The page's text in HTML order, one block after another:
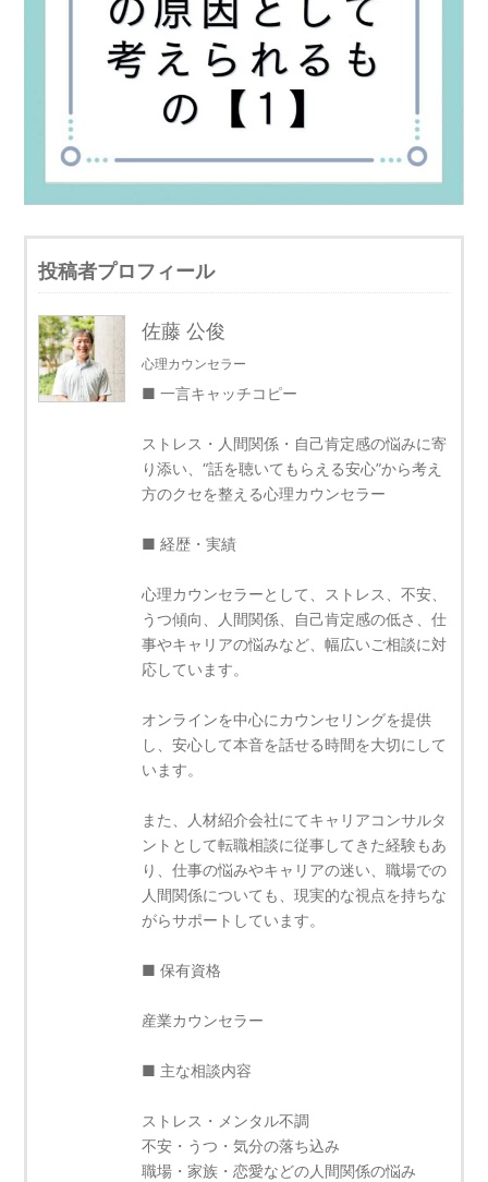
投稿者プロフィール
佐藤 公俊
心理カウンセラー
■ 一言キャッチコピー
ストレス・人間関係・自己肯定感の悩みに寄
り添い、“話を聴いてもらえる安心”から考え
方のクセを整える心理カウンセラー
■ 経歴・実績
心理カウンセラーとして、ストレス、不安、
うつ傾向、人間関係、自己肯定感の低さ、仕
事やキャリアの悩みなど、幅広いご相談に対
応しています。
オンラインを中心にカウンセリングを提供
し、安心して本音を話せる時間を大切にして
います。
また、人材紹介会社にてキャリアコンサルタ
ントとして転職相談に従事してきた経験もあ
り、仕事の悩みやキャリアの迷い、職場での
人間関係についても、現実的な視点を持ちな
がらサポートしています。
■ 保有資格
産業カウンセラー
■ 主な相談内容
ストレス・メンタル不調
不安・うつ・気分の落ち込み
職場・家族・恋愛などの人間関係の悩み